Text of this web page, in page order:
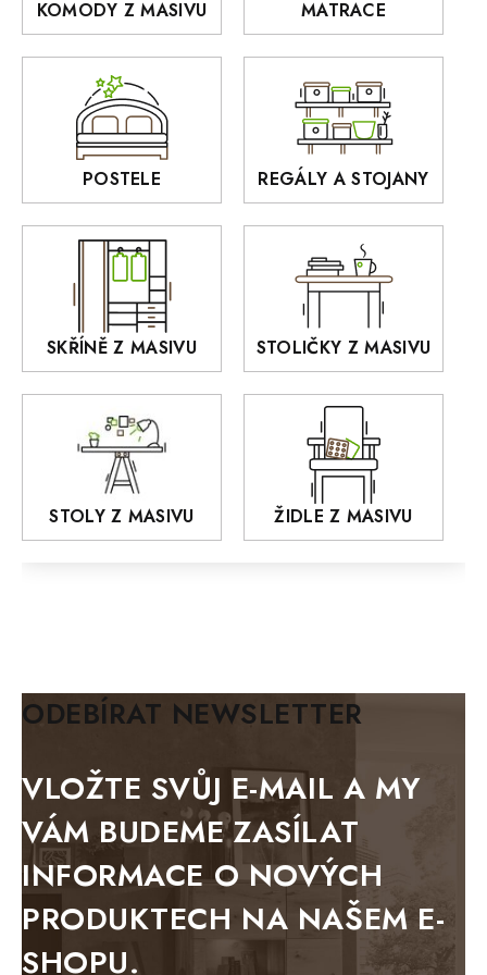
Police z masivu
Zrcadla
Sedací soupravy
Interiérové osvětlení
Rošty z masivu
Akce
AUSTIN
BELLUNO Elegante
GIALO
DEJA
OLD STYLE
KANSAS
RETRO
MONET
OSLO
MODERN loft
BIANCA
BLACK VELVET
BELLUNO grafite
WESTERN
BERLIN
KOLMAR
TOSKANIA
KOMODY Z MASIVU MATRACE
POSTELE REGÁLY A STOJANY
SKŘÍNĚ Z MASIVU STOLIČKY Z MASIVU
STOLY Z MASIVU ŽIDLE Z MASIVU
ODEBÍRAT NEWSLETTER
VLOŽTE SVŮJ E-MAIL A MY
VÁM BUDEME ZASÍLAT
INFORMACE O NOVÝCH
PRODUKTECH NA NAŠEM E-
SHOPU.